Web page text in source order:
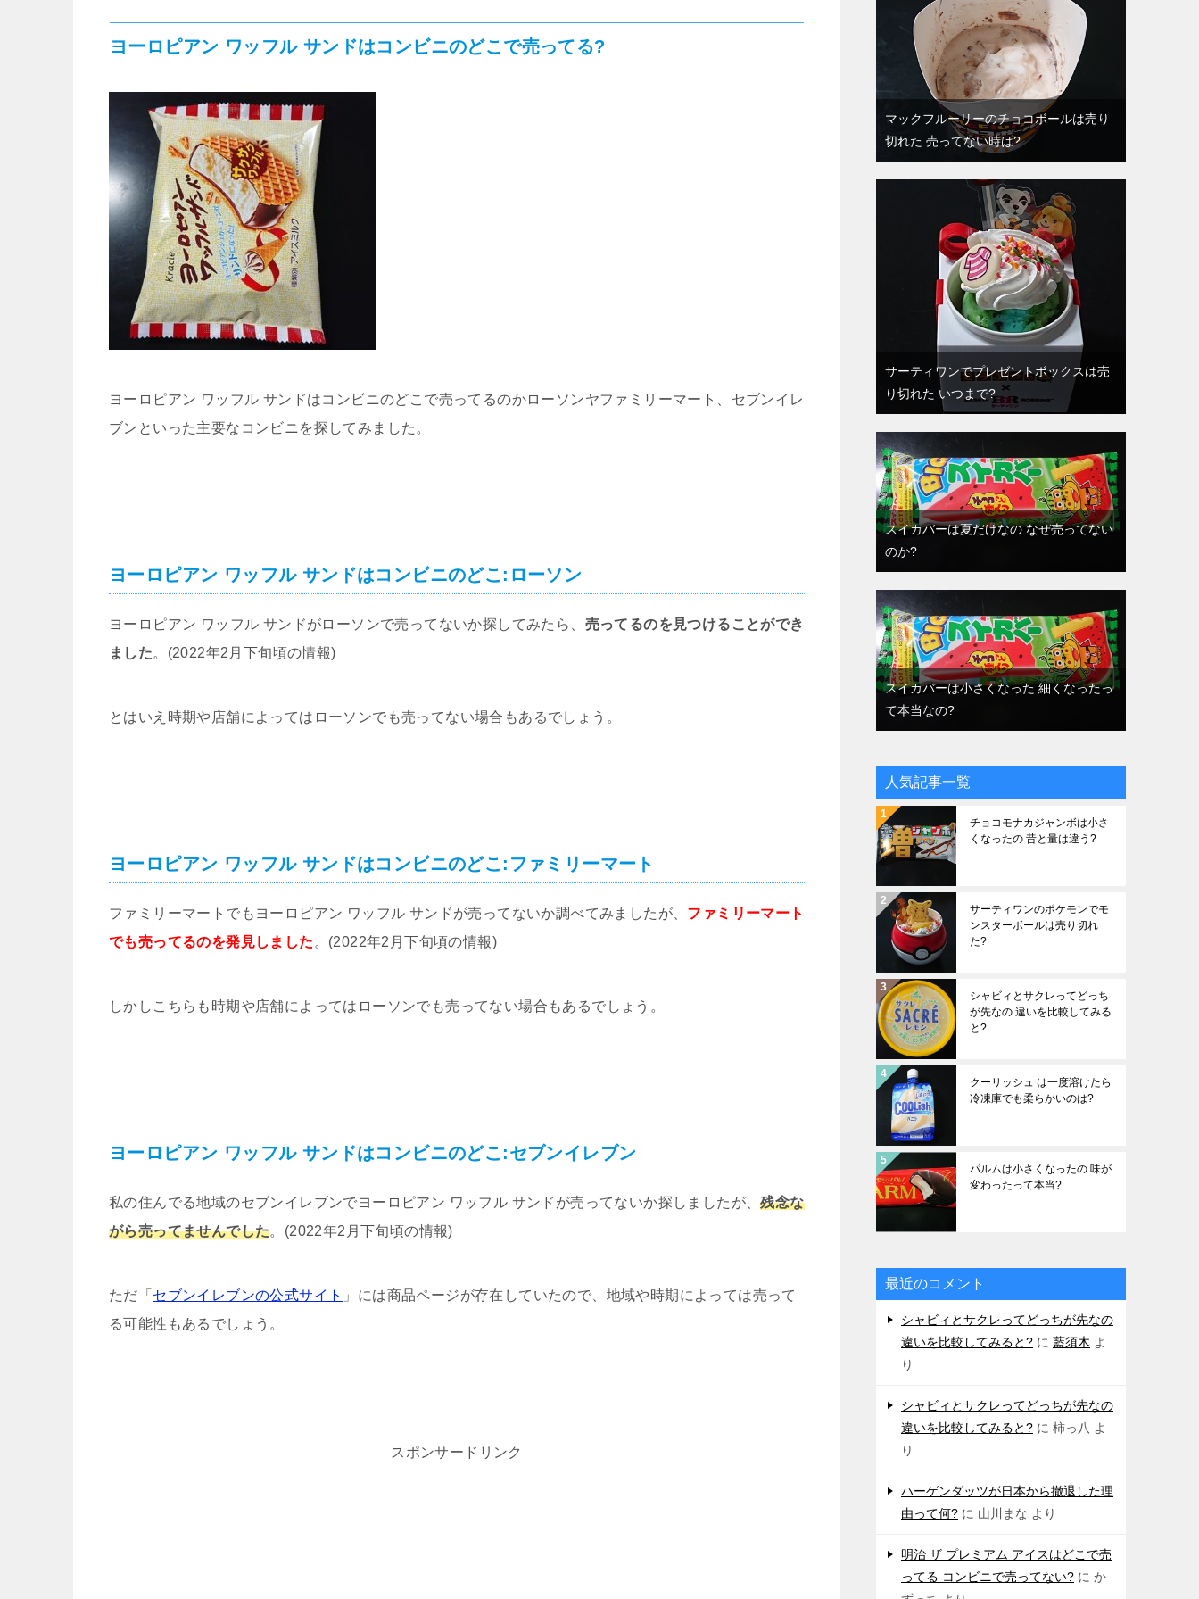
ヨーロピアン ワッフル サンドはコンビニのどこで売ってる?
ヨーロピアン ワッフル サンドはコンビニのどこで売ってるのかローソンヤファミリーマート、セブンイレ
ブンといった主要なコンビニを探してみました。
ヨーロピアン ワッフル サンドはコンビニのどこ:ローソン
ヨーロピアン ワッフル サンドがローソンで売ってないか探してみたら、 売ってるのを見つけることができ
ました。(2022年2月下旬頃の情報)
とはいえ時期や店舗によってはローソンでも売ってない場合もあるでしょう。
ヨーロピアン ワッフル サンドはコンビニのどこ:ファミリーマート
ファミリーマートでもヨーロピアン ワッフル サンドが売ってないか調べてみましたが、 ファミリーマート
でも売ってるのを発見しました 。(2022年2月下旬頃の情報)
しかしこちらも時期や店舗によってはローソンでも売ってない場合もあるでしょう。
ヨーロピアン ワッフル サンドはコンビニのどこ:セブンイレブン
私の住んでる地域のセブンイレブンでヨーロピアン ワッフル サンドが売ってないか探しましたが、残念な
がら売ってませんでした。(2022年2月下旬頃の情報)
ただ「 セブンイレブンの公式サイト 」には商品ページが存在していたので、地域や時期によっては売って
る可能性もあるでしょう。
スポンサードリンク
マックフルーリーのチョコボールは売り
切れた 売ってない時は?
サーティワンでプレゼントボックスは売
り切れた いつまで?
スイカバーは夏だけなの なぜ売ってない
のか?
スイカバーは小さくなった 細くなったっ
て本当なの?
人気記事一覧
チョコモナカジャンボは小さ
くなったの 昔と量は違う?
サーティワンのポケモンでモ
ンスターボールは売り切れ
た?
シャビィとサクレってどっち
が先なの 違いを比較してみる
と?
クーリッシュ は一度溶けたら
冷凍庫でも柔らかいのは?
パルムは小さくなったの 味が
変わったって本当?
最近のコメント
シャビィとサクレってどっちが先なの
違いを比較してみると? に 藍須木 よ
り
シャビィとサクレってどっちが先なの
違いを比較してみると? に 柿っ八 よ
り
ハーゲンダッツが日本から撤退した理
由って何? に 山川まな より
明治 ザ プレミアム アイスはどこで売
ってる コンビニで売ってない? に か